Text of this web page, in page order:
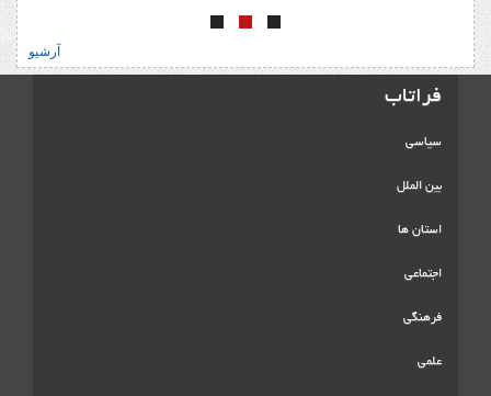
آرشیو
فراتاب
سیاسی
بین الملل
استان ها
اجتماعی
فرهنگی
علمی